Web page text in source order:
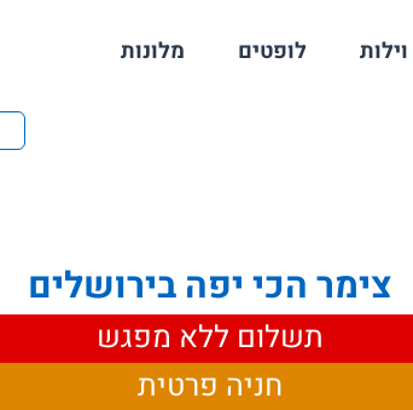
וילות לופטים מלונות
צימר הכי יפה בירושלים
תשלום ללא מפגש
חניה פרטית